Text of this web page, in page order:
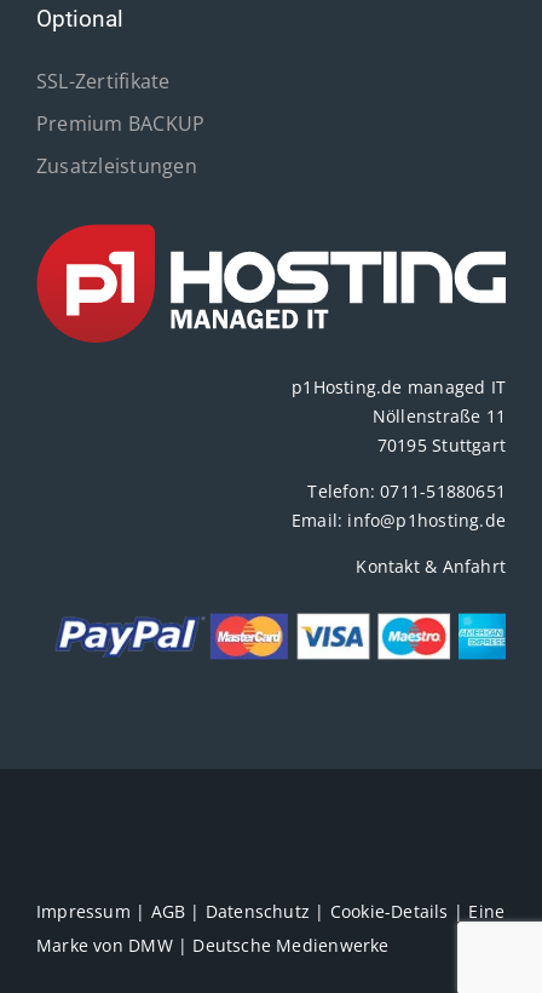
Optional
SSL-Zertifikate
Premium BACKUP
Zusatzleistungen
p1Hosting.de managed IT
Nöllenstraße 11
70195 Stuttgart
Telefon:0711-51880651
Email: info@p1hosting.de
Kontakt & Anfahrt
Impressum | AGB | Datenschutz | Cookie-Details | Eine
Marke von DMW | Deutsche Medienwerke